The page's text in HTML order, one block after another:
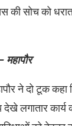
की सोच को
महापौर
ने दो टूक
देखे लगातार